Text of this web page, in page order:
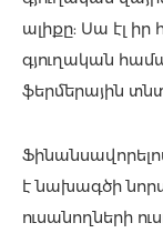
ալիքը: Սա էլ իր
գյուղական
ֆերմերային
է նախագծի
ուսանողների